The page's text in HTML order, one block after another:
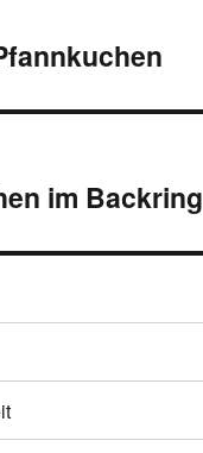
im Backring